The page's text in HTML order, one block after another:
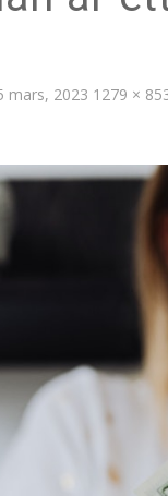
mars, 2023 1279 ×